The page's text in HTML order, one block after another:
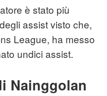
è stato più
assist visto che,
League, ha messo
undici assist.
Nainggolan